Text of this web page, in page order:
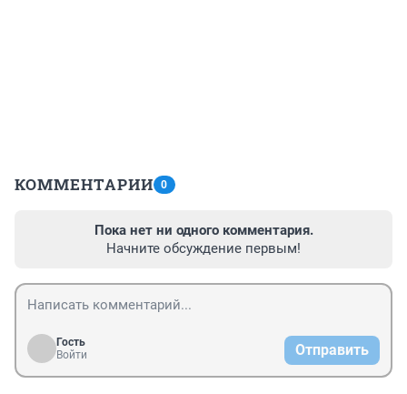
КОММЕНТАРИИ 0
Пока нет ни одного комментария.
Начните обсуждение первым!
Гость
Войти
Отправить